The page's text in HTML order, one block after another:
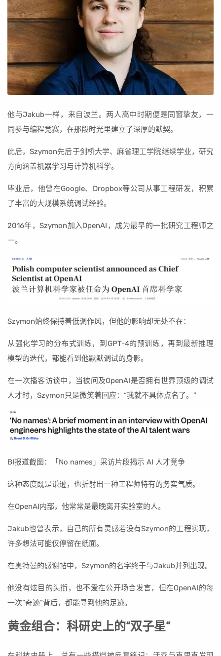
他与Jakub一样，来自波兰。两人高中时期便是同窗挚友，一
同参与编程竞赛，在那段时光里建立了深厚的默契。
此后，Szymon先后于剑桥大学、麻省理工学院继续学业，研究
方向涵盖机器学习与计算机科学。
毕业后，他曾在Google、Dropbox等公司从事工程研发，积累
了丰富的大规模系统调试经验。
2016年，Szymon加入OpenAI，成为最早的一批研究工程师之
一。
Szymon始终保持着低调作风，但他的影响却无处不在：
从强化学习的分布式训练，到GPT-4的预训练，再到最新推理
模型的迭代，都能看到他默默调试的身影。
在一次播客访谈中，当被问及OpenAI是否拥有世界顶级的调试
人才时，Szymon只是微笑着回应：“我就不具体点名了。”
BI报道截图：「No names」采访片段揭示 AI 人才竞争
这种态度既是谦逊，也折射出一种工程师特有的务实气质。
在OpenAI内部，他常常是最晚离开实验室的人。
Jakub也曾表示，自己的所有灵感若没有Szymon的工程实现，
许多想法可能仅停留在纸面。
在奥特曼的感谢帖中，Szymon的名字终于与Jakub并列出现。
他没有炫目的头衔，也不爱在公开场合发言，但在OpenAI的每
一次“奇迹”背后，都能寻到他的足迹。
黄金组合：科研史上的“双子星”